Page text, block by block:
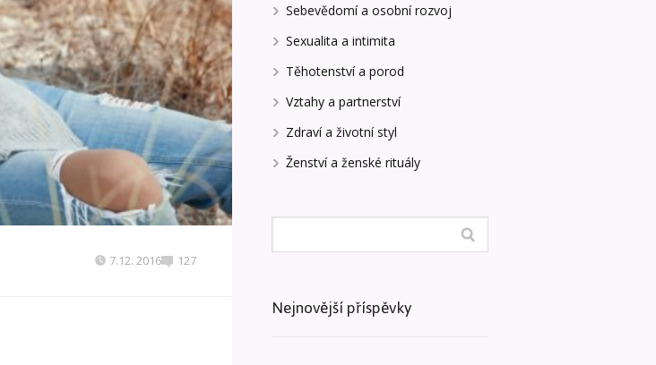
7.12. 2016 127
Sebevědomí a osobní rozvoj
Sexualita a intimita
Těhotenství a porod
Vztahy a partnerství
Zdraví a životní styl
Ženství a ženské rituály
Nejnovější příspěvky